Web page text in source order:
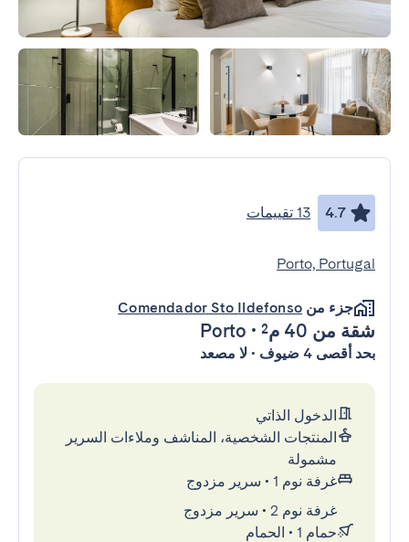
4.7 13 تقييمات
Porto, Portugal
جزء من Comendador Sto Ildefonso
شقة من 40 م² •
Porto
بحد أقصى 4 ضيوف • لا مصعد
الدخول الذاتي
المنتجات الشخصية، المناشف وملاءات السرير
مشمولة
غرفة نوم 1
• سرير مزدوج
غرفة نوم 2
• سرير مزدوج
حمام 1
• الحمام